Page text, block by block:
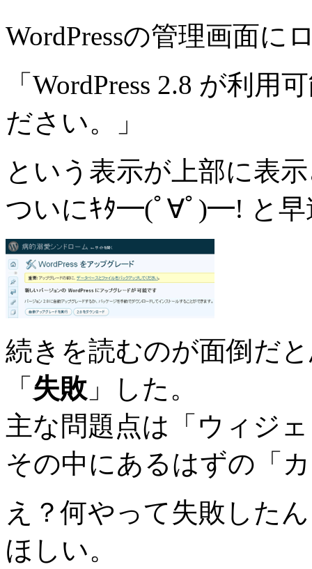
WordPressの管理画面に
「WordPress 2.8 が利
ださい。」
という表示が上部に表
ついにｷﾀ━(ﾟ∀ﾟ)━! と早
続きを読むのが面倒だ
「 失敗 」した。
主な問題点は「ウィジ
その中にあるはずの「
え？何やって失敗した
ほしい。